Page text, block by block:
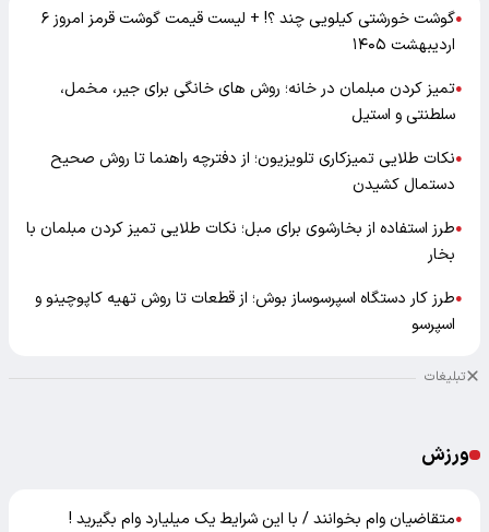
●
گوشت خورشتی کیلویی چند ؟! + لیست قیمت گوشت قرمز امروز ۶
اردیبهشت ۱۴۰۵
●تمیز کردن مبلمان در خانه؛ روش های خانگی برای جیر، مخمل،
سلطنتی و استیل
●نکات طلایی تمیزکاری تلویزیون؛ از دفترچه راهنما تا روش صحیح
دستمال کشیدن
●طرز استفاده از بخارشوی برای مبل؛ نکات طلایی تمیز کردن مبلمان با
بخار
●طرز کار دستگاه اسپرسوساز بوش؛ از قطعات تا روش تهیه کاپوچینو و
اسپرسو
تبلیغات
ورزش
●متقاضیان وام بخوانند / با این شرایط یک میلیارد وام بگیرید !